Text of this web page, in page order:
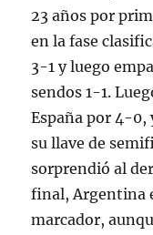
23 años por
en la fase
3-1 y luego
sendos 1-1.
España por 4-0,
su llave de
sorprendió al
final, Argentina
marcador,